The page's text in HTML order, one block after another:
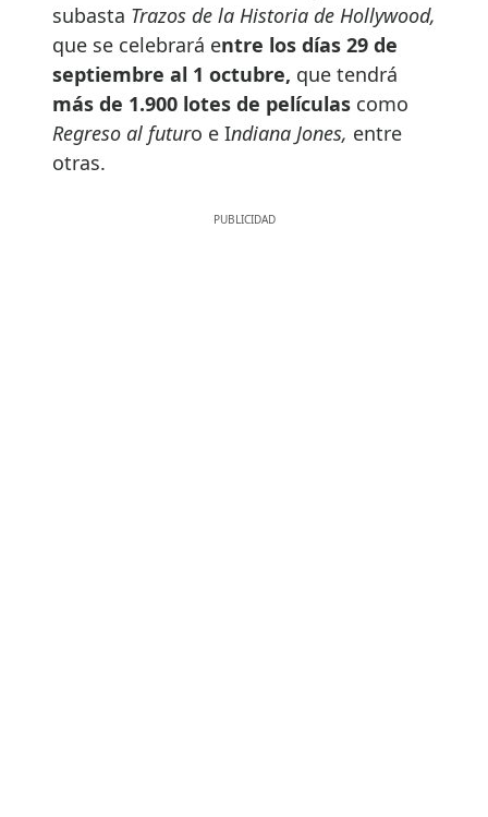
subasta Trazos de la Historia de Hollywood,
que se celebrará entre los días 29 de
septiembre al 1 octubre, que tendrá
más de 1.900 lotes de películas como
Regreso al futuro e Indiana Jones, entre
otras.